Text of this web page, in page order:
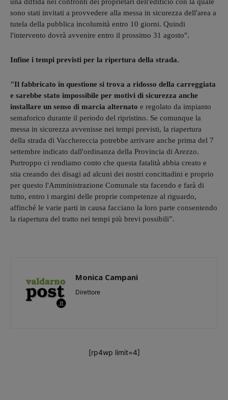
sono stati invitati a provvedere alla messa in sicurezza dell'area a
tutela della pubblica incolumità entro 10 giorni. Quindi
l'intervento dovrà avvenire entro il prossimo 31 agosto".
Infine i tempi previsti per la ripertura della strada.
"Il fabbricato in questione si trova a ridosso della carreggiata
e sarebbe stato impossibile per motivi di sicurezza anche
installare un senso di marcia alternato e regolato da impianto
semaforico durante il periodo del ripristino. Se comunque la
messa in sicurezza avvenisse nei tempi previsti, la riapertura
della strada di Vacchereccia potrebbe arrivare anche prima del 7
settembre indicato dall'ordinanza della Provincia di Arezzo.
Purtroppo ci rendiamo conto che questa fatalità abbia creato e
stia creando dei disagi ad alcuni dei nostri concittadini e proprio
per questo l'Amministrazione Comunale sta facendo e farà di
tutto, entro i margini delle proprie competenze al riguardo,
affinché le varie parti in causa facciano la loro parte consentendo
la riapertura del tratto nei tempi più brevi possibili”.
Monica Campani
Direttore
[rp4wp limit=4]